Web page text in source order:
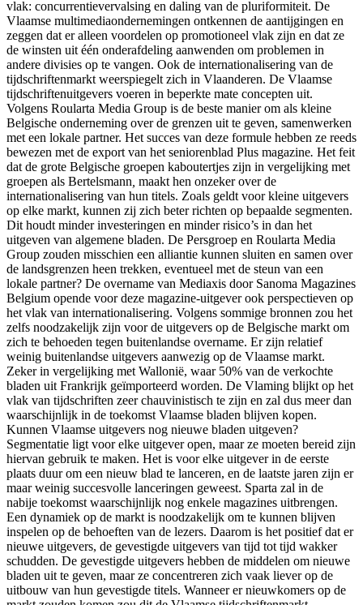
vlak: concurrentievervalsing en daling van de pluriformiteit. De
Vlaamse multimediaondernemingen ontkennen de aantijgingen en
zeggen dat er alleen voordelen op promotioneel vlak zijn en dat ze
de winsten uit één onderafdeling aanwenden om problemen in
andere divisies op te vangen. Ook de internationalisering van de
tijdschriftenmarkt weerspiegelt zich in Vlaanderen. De Vlaamse
tijdschriftenuitgevers voeren in beperkte mate concepten uit.
Volgens Roularta Media Group is de beste manier om als kleine
Belgische onderneming over de grenzen uit te geven, samenwerken
met een lokale partner. Het succes van deze formule hebben ze reeds
bewezen met de export van het seniorenblad Plus magazine. Het feit
dat de grote Belgische groepen kaboutertjes zijn in vergelijking met
groepen als Bertelsmann maakt hen onzeker over de
internationalisering van hun titels. Zoals geldt voor kleine uitgevers
op elke markt, kunnen zij zich beter richten op bepaalde segmenten.
Dit houdt minder investeringen en minder risico’s in dan het
uitgeven van algemene bladen. De Persgroep en Roularta Media
Group zouden misschien een alliantie kunnen sluiten en samen over
de landsgrenzen heen trekken, eventueel met de steun van een
lokale partner? De overname van Mediaxis door Sanoma Magazines
Belgium opende voor deze magazine-uitgever ook perspectieven op
het vlak van internationalisering. Volgens sommige bronnen zou het
zelfs noodzakelijk zijn voor de uitgevers op de Belgische markt om
zich te behoeden tegen buitenlandse overname. Er zijn relatief
weinig buitenlandse uitgevers aanwezig op de Vlaamse markt.
Zeker in vergelijking met Wallonië, waar 50% van de verkochte
bladen uit Frankrijk geïmporteerd worden. De Vlaming blijkt op het
vlak van tijdschriften zeer chauvinistisch te zijn en zal dus meer dan
waarschijnlijk in de toekomst Vlaamse bladen blijven kopen.
Kunnen Vlaamse uitgevers nog nieuwe bladen uitgeven?
Segmentatie ligt voor elke uitgever open, maar ze moeten bereid zijn
hiervan gebruik te maken. Het is voor elke uitgever in de eerste
plaats duur om een nieuw blad te lanceren, en de laatste jaren zijn er
maar weinig succesvolle lanceringen geweest. Sparta zal in de
nabije toekomst waarschijnlijk nog enkele magazines uitbrengen.
Een dynamiek op de markt is noodzakelijk om te kunnen blijven
inspelen op de behoeften van de lezers. Daarom is het positief dat er
nieuwe uitgevers, de gevestigde uitgevers van tijd tot tijd wakker
schudden. De gevestigde uitgevers hebben de middelen om nieuwe
bladen uit te geven, maar ze concentreren zich vaak liever op de
uitbouw van hun gevestigde titels. Wanneer er nieuwkomers op de